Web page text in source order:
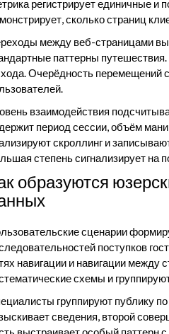
регистрирует единичные и
сколько страниц
между веб-страницами
паттерны
Очерёдность перемещений
взаимодействия
период сессии, объём
скроллинг и
степень сигнализирует на
образуются
сценарии
поступков
навигации и навигации
схемы и
группируют публику
сведения, второй